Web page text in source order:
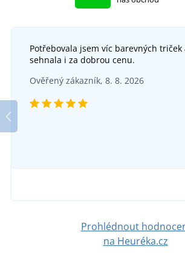
Potřebovala jsem víc barevných triček
sehnala i za dobrou cenu.
Ověřený zákazník, 8. 8. 2026
Prohlédnout
na Heuréka.cz